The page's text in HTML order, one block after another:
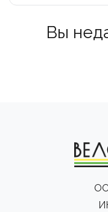
Вы